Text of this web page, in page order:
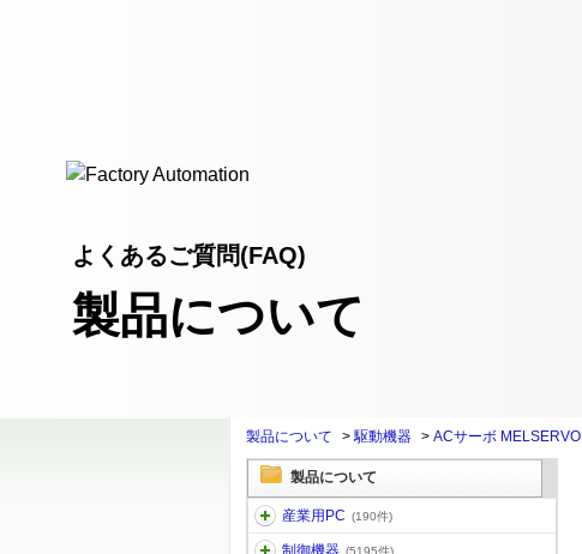
よくあるご質問(FAQ)
製品について
製品について >駆動機器 > ACサーボ MELSERVO
製品について
産業用PC (190件)
制御機器 (5195件)